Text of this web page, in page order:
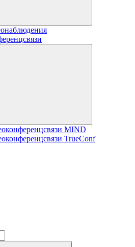
MIND
TrueConf